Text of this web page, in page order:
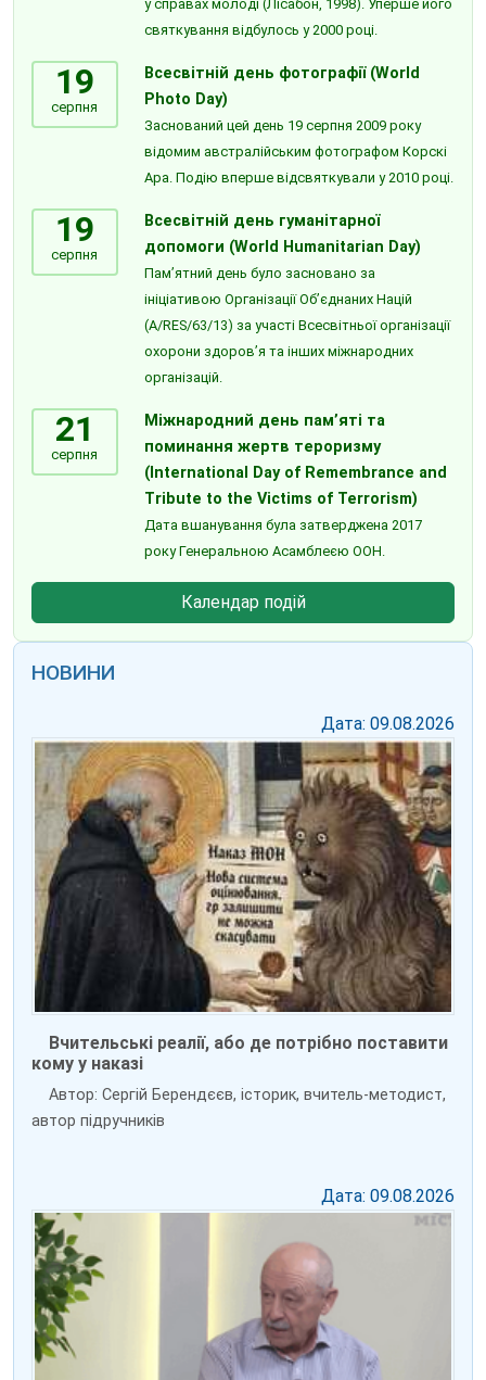
у справах молоді (Лісабон, 1998). Уперше його
святкування відбулось у 2000 році.
19
серпня
Всесвітній день фотографії (World
Photo Day)
Заснований цей день 19 серпня 2009 року
відомим австралійським фотографом Корскі
Ара. Подію вперше відсвяткували у 2010 році.
19
серпня
Всесвітній день гуманітарної
допомоги (World Humanitarian Day)
Пам’ятний день було засновано за
ініціативою Організації Об’єднаних Націй
(A/RES/63/13) за участі Всесвітньої організації
охорони здоров’я та інших міжнародних
організацій.
21
серпня
Міжнародний день пам’яті та
поминання жертв тероризму
(International Day of Remembrance and
Tribute to the Victims of Terrorism)
Дата вшанування була затверджена 2017
року Генеральною Асамблеєю ООН.
Календар подій
НОВИНИ
Дата: 09.08.2026
Вчительські реалії, або де потрібно поставити
кому у наказі
Автор: Сергій Берендєєв, історик, вчитель-методист,
автор підручників
Дата: 09.08.2026